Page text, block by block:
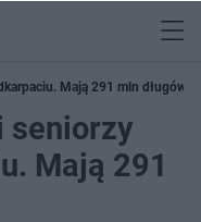
Mają 291 mln długów
seniorzy
Mają 291